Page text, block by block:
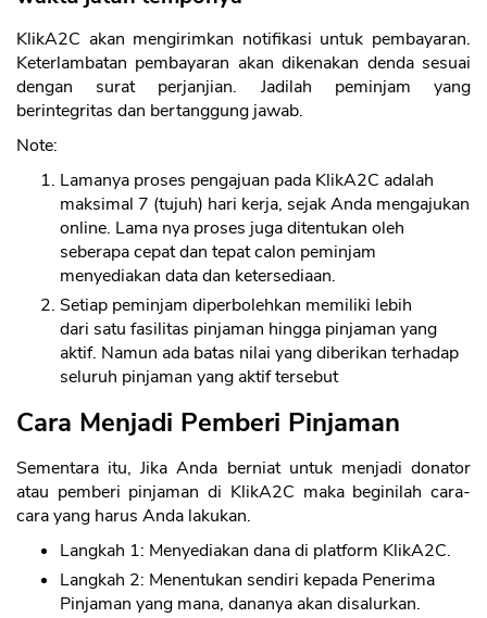
KlikA2C akan mengirimkan notifikasi untuk pembayaran.
Keterlambatan pembayaran akan dikenakan denda sesuai
dengan surat perjanjian. Jadilah peminjam yang
berintegritas dan bertanggung jawab.
Note:
Lamanya proses pengajuan pada KlikA2C adalah
maksimal 7 (tujuh) hari kerja, sejak Anda mengajukan
online. Lama nya proses juga ditentukan oleh
seberapa cepat dan tepat calon peminjam
menyediakan data dan ketersediaan.
Setiap peminjam diperbolehkan memiliki lebih
dari satu fasilitas pinjaman hingga pinjaman yang
aktif. Namun ada batas nilai yang diberikan terhadap
seluruh pinjaman yang aktif tersebut
Cara Menjadi Pemberi Pinjaman
Sementara itu, Jika Anda berniat untuk menjadi donator
atau pemberi pinjaman di KlikA2C maka beginilah cara-
cara yang harus Anda lakukan.
Langkah 1: Menyediakan dana di platform KlikA2C.
Langkah 2: Menentukan sendiri kepada Penerima
Pinjaman yang mana, dananya akan disalurkan.